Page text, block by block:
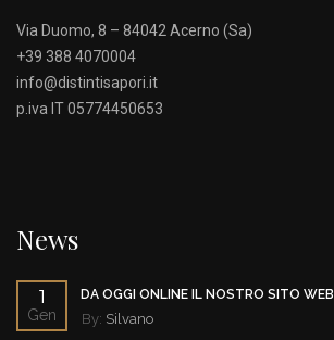
Via Duomo, 8 – 84042 Acerno (Sa)
+39 388 4070004
info@distintisapori.it
p.iva IT 05774450653
News
1
Gen
DA OGGI ONLINE IL NOSTRO SITO WEB
By: Silvano